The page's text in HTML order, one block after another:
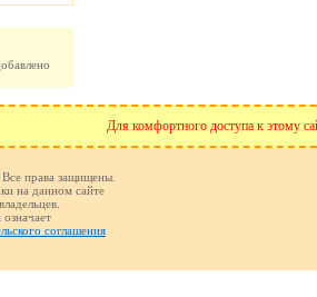
Для комфортного доступа к этому
права защищены.
на данном сайте
соглашения